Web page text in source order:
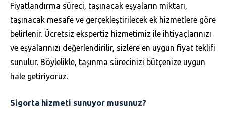
Fiyatlandırma süreci, taşınacak eşyaların miktarı,
taşınacak mesafe ve gerçekleştirilecek ek hizmetlere göre
belirlenir. Ücretsiz ekspertiz hizmetimiz ile ihtiyaçlarınızı
ve eşyalarınızı değerlendirilir, sizlere en uygun fiyat teklifi
sunulur. Böylelikle, taşınma sürecinizi bütçenize uygun
hale getiriyoruz.
Sigorta hizmeti sunuyor musunuz?